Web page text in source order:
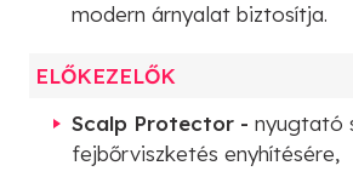
modern árnyalat biztosítja.
ELŐKEZELŐK
Scalp Protector - nyugtató
fejbőrviszketés enyhítésére,